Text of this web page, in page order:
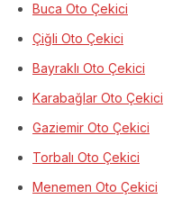
Buca Oto Çekici
Çiğli Oto Çekici
Bayraklı Oto Çekici
Karabağlar Oto Çekici
Gaziemir Oto Çekici
Torbalı Oto Çekici
Menemen Oto Çekici